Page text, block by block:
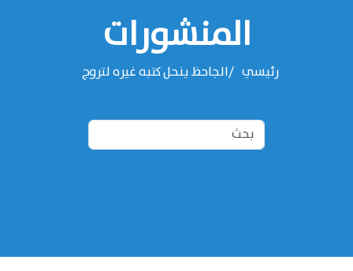
المنشورات
رئيسي الجاحظ ينحل كتبه غيره لتروج